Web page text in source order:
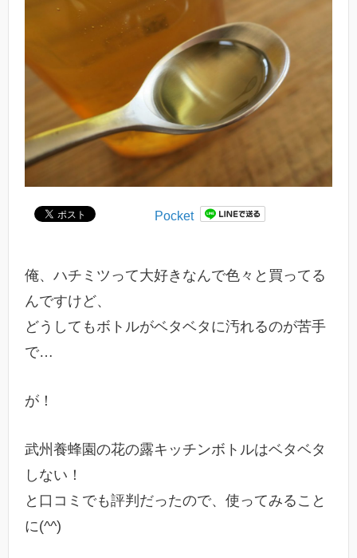
Pocket
俺、ハチミツって大好きなんで色々と買ってる
んですけど、
どうしてもボトルがベタベタに汚れるのが苦手
で…
が！
武州養蜂園の花の露キッチンボトルはベタベタ
しない！
と口コミでも評判だったので、使ってみること
に(^^)